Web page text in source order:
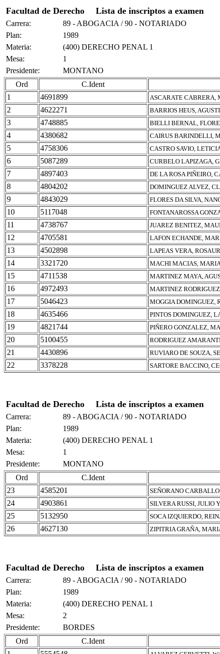
Facultad de Derecho Lista de inscriptos a examen
Carrera:
89 - ABOGACIA / 90 - NOTARIADO
Plan:
1989
Materia:
(400) DERECHO PENAL 1
Mesa:
1
Presidente:
MONTANO
Ord
C.Ident
1
4691899 ASCARATE CABRERA,
2 4622271 BARRIOS HEUS,
3 4748885 BIELLI BERNAL,
4 4380682 CAIRUS BARINDELLI,
5 4758306 CASTRO SAVIO,
6 5087289 CURBELO LAPIZAGA,
7 4897403 DE LA ROSA PIÑEIRO,
8 4804202 DOMINGUEZ ALVEZ,
9 4843029 FLORES DA SILVA,
10 5117048 FONTANAROSSA
11 4738767 JUAREZ BENITEZ,
12 4705581 LAFON ECHANDE,
13 4502898 LAPEAS VERA,
14 3321720 MACHI MACIAS,
15 4711538 MARTINEZ MAYA,
16 4972493 MARTINEZ
17 5046423 MOGGIA DOMINGUEZ,
18 4635466 PINTOS DOMINGUEZ,
19 4821744 PIÑERO GONZALEZ,
20 5100455 RODRIGUEZ
21 4430896 RUVIARO DE SOUZA,
22 3378228 SARTORE BACCINO,
Facultad de Derecho Lista de inscriptos a examen
Carrera:
89 - ABOGACIA / 90 - NOTARIADO
Plan:
1989
Materia:
(400) DERECHO PENAL 1
Mesa:
1
Presidente:
MONTANO
Ord
C.Ident
23
4585201 SEÑORANO
24 4903861 SILVERA RUSSI, JULIO
25 5132950 SOCA IZQUIERDO,
26 4627130 ZIPITRIA GRAÑA,
Facultad de Derecho Lista de inscriptos a examen
Carrera:
89 - ABOGACIA / 90 - NOTARIADO
Plan:
1989
Materia:
(400) DERECHO PENAL 1
Mesa:
2
Presidente:
BORDES
Ord
C.Ident